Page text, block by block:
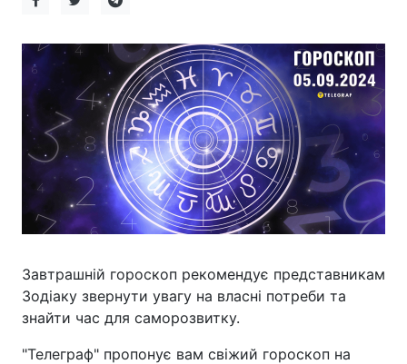
Завтрашній гороскоп рекомендує представникам
Зодіаку звернути увагу на власні потреби та
знайти час для саморозвитку.
"Телеграф" пропонує вам свіжий гороскоп на